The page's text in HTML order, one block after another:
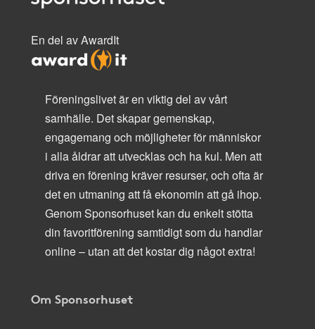
En del av AwardIt
Föreningslivet är en viktig del av vårt
samhälle. Det skapar gemenskap,
engagemang och möjligheter för människor
i alla åldrar att utvecklas och ha kul. Men att
driva en förening kräver resurser, och ofta är
det en utmaning att få ekonomin att gå ihop.
Genom Sponsorhuset kan du enkelt stötta
din favoritförening samtidigt som du handlar
online – utan att det kostar dig något extra!
Om Sponsorhuset